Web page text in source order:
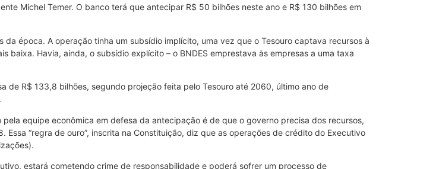
Michel Temer. O banco terá que antecipar R$ 50 bilhões neste ano e R$ 130 bilhões em
época. A operação tinha um subsídio implícito, uma vez que o Tesouro captava recursos à
baixa. Havia, ainda, o subsídio explícito – o BNDES emprestava às empresas a uma taxa
de R$ 133,8 bilhões, segundo projeção feita pelo Tesouro até 2060, último ano de
equipe econômica em defesa da antecipação é de que o governo precisa dos recursos,
“regra de ouro”, inscrita na Constituição, diz que as operações de crédito do Executivo
estará cometendo crime de responsabilidade e poderá sofrer um processo de